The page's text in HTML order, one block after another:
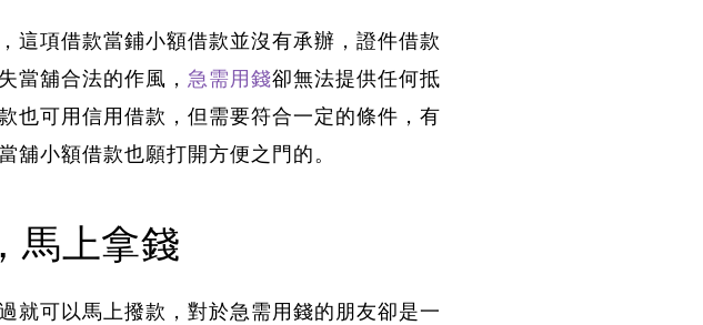
這項借款當鋪小額借款並沒有承辦 ，證件借款
當舖合法的作風， 急需用錢卻無法提供任何抵
也可用信用借款， 但需要符合一定的條件，有
舖小額借款也願打開方便之門的。
馬上拿錢
就可以馬上撥款，對於急需用錢的朋友卻是一